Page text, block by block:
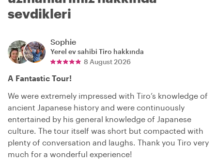
sevdikleri
Sophie
Yerel ev sahibi Tiro hakkında
8 August 2026
A Fantastic Tour!
We were extremely impressed with Tiro’s knowledge of
ancient Japanese history and were continuously
entertained by his general knowledge of Japanese
culture. The tour itself was short but compacted with
plenty of conversation and laughs. Thank you Tiro very
much for a wonderful experience!